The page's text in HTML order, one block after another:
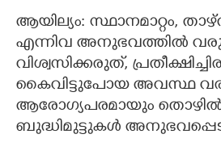
ആയില്യം: സ്ഥാനമാറ്റം,
എന്നിവ അനുഭവത്തിൽ
വിശ്വസിക്കരുത്,
കൈവിട്ടുപോയ അവസ്ഥ
ആരോഗ്യപരമായും
ബുദ്ധിമുട്ടുകൾ